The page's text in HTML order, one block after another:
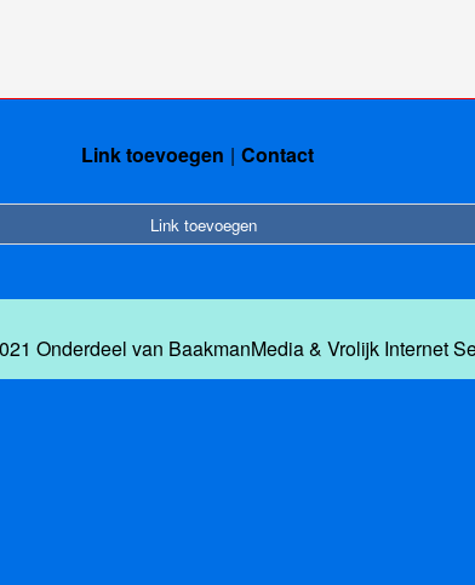
Link toevoegen Contact
Link toevoegen
Onderdeel van BaakmanMedia& Vrolijk Internet